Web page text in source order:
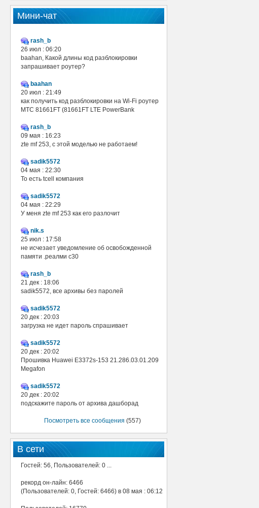
Мини-чат
rash_b
26 июл : 06:20
baahan, Какой длины код разблокировки
запрашивает роутер?
baahan
20 июл : 21:49
как получить код разблокировки на Wi-Fi роутер
МТС 81661FT (81661FT LTE PowerBank
rash_b
09 мая : 16:23
zte mf 253, с этой моделью не работаем!
sadik5572
04 мая : 22:30
То есть tcell компания
sadik5572
04 мая : 22:29
У меня zte mf 253 как его разлочит
nik.s
25 июл : 17:58
не исчезает уведомление об освобожденной
памяти .реалми с30
rash_b
21 дек : 18:06
sadik5572, все архивы без паролей
sadik5572
20 дек : 20:03
загрузка не идет пароль спрашивает
sadik5572
20 дек : 20:02
Прошивка Huawei E3372s-153 21.286.03.01.209
Megafon
sadik5572
20 дек : 20:02
подскажите пароль от архива дашборад
Посмотреть все сообщения (557)
В сети
Гостей: 56, Пользователей: 0 ...
рекорд он-лайн: 6466
(Пользователей: 0, Гостей: 6466) в 08 мая : 06:12